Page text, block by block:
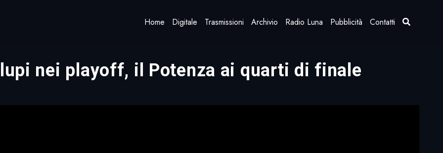
Home Digitale Trasmissioni Archivio Radio Luna Pubblicità Contatti
nei playoff, il Potenza ai quarti di finale